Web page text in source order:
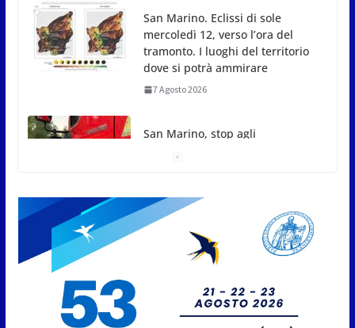
San Marino. Eclissi di sole
mercoledì 12, verso l’ora del
tramonto. I luoghi del territorio
dove si potrà ammirare
7 Agosto 2026
San Marino, stop agli
salate
7 Agosto 2026
Caccuri celebra Roberto Sergio:
della città e premio alla carriera
7 Agosto 2026